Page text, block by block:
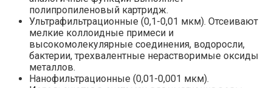
полипропиленовый картридж.
Ультрафильтрационные (0,1-0,01 мкм). Отсеивают
мелкие коллоидные примеси и
высокомолекулярные соединения, водоросли,
бактерии, трехвалентные нерастворимые оксиды
металлов.
Нанофильтрационные (0,01-0,001 мкм).